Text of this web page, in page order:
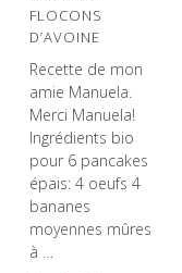
FLOCONS
D’AVOINE
Recette de mon
amie Manuela.
Merci Manuela!
Ingrédients bio
pour 6 pancakes
épais: 4 oeufs 4
bananes
moyennes mûres
à …